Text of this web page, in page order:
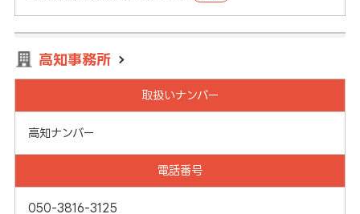
高知事務所
取扱いナンバー
高知ナンバー
電話番号
050-3816-3125